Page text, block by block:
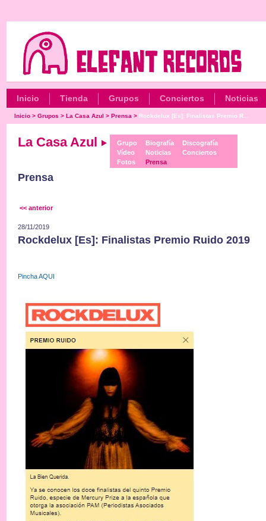
Inicio Tienda Grupos Conciertos Noticias
Inicio> Grupos > La Casa Azul > Prensa > Rockdelux [Es]: Finalistas Premio R...
La Casa Azul
Grupo
Vídeo
Fotos
Biografía
Noticias
Prensa
Discografía
Conciertos
Prensa
<< anterior
28/11/2019
Rockdelux [Es]: Finalistas Premio Ruido 2019
Pincha AQUI